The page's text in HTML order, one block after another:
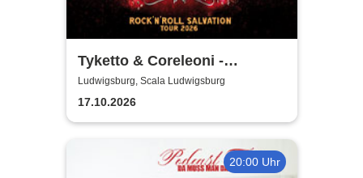
Tyketto & Coreleoni -
Rock'n'Roll Salvation Tour
2026
Ludwigsburg, Scala Ludwigsburg
17.10.2026
20:00 Uhr